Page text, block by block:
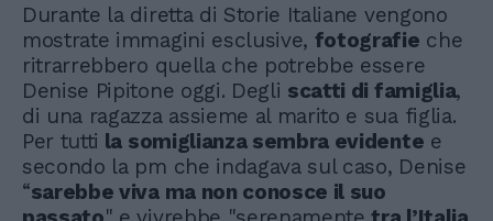
Durante la diretta di Storie Italiane vengono
mostrate immagini esclusive, fotografie che
ritrarrebbero quella che potrebbe essere
Denise Pipitone oggi. Degli scatti di famiglia,
di una ragazza assieme al marito e sua figlia.
Per tutti la somiglianza sembra evidente e
secondo la pm che indagava sul caso, Denise
“sarebbe viva ma non conosce il suo